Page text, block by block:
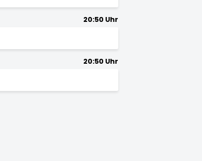
20:50 Uhr
20:50 Uhr